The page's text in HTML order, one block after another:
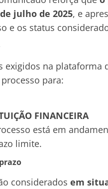
julho de 2025, e
e os status
na plataforma
para:
FINANCEIRA
está em
limite.
considerados em